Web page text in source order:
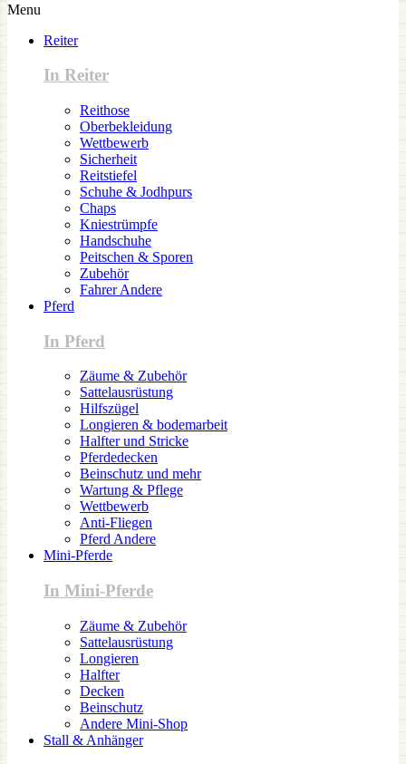
Menu
Reiter
In Reiter
Reithose
Oberbekleidung
Wettbewerb
Sicherheit
Reitstiefel
Schuhe & Jodhpurs
Chaps
Kniestrümpfe
Handschuhe
Peitschen & Sporen
Zubehör
Fahrer Andere
Pferd
In Pferd
Zäume & Zubehör
Sattelausrüstung
Hilfszügel
Longieren & bodemarbeit
Halfter und Stricke
Pferdedecken
Beinschutz und mehr
Wartung & Pflege
Wettbewerb
Anti-Fliegen
Pferd Andere
Mini-Pferde
In Mini-Pferde
Zäume & Zubehör
Sattelausrüstung
Longieren
Halfter
Decken
Beinschutz
Andere Mini-Shop
Stall & Anhänger